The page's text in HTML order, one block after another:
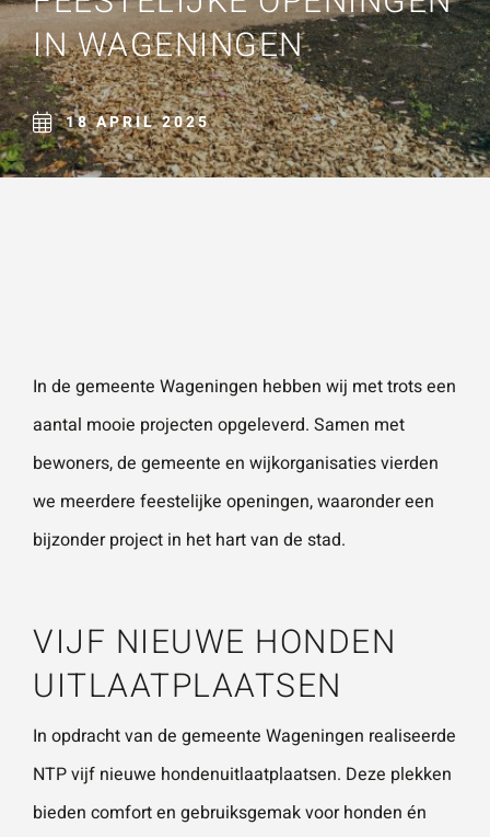
E-mailadres*
Wat is 5 + 5?*
VERSTUUR JE AANVRAAG
ZOEKEN
Gebruik het
contactform
ulier voor je
vragen en
opmerkingen
je altijd bellen
met één van
onze
vestigingen.
E-mailadres
Telefoonnummer
IN WAGENINGEN
18 APRIL 2025
In de gemeente Wageningen hebben wij met trots een
aantal mooie projecten opgeleverd. Samen met
bewoners, de gemeente en wijkorganisaties vierden
we meerdere feestelijke openingen, waaronder een
bijzonder project in het hart van de stad.
VIJF NIEUWE HONDEN
UITLAATPLAATSEN
In opdracht van de gemeente Wageningen realiseerde
NTP vijf nieuwe hondenuitlaatplaatsen. Deze plekken
bieden comfort en gebruiksgemak voor honden én